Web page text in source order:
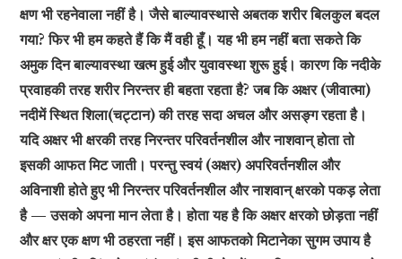
क्षण भी रहनेवाला नहीं है। जैसे बाल्यावस्थासे अबतक शरीर बिलकुल बदल
गया? फिर भी हम कहते हैं कि मैं वही हूँ। यह भी हम नहीं बता सकते कि
अमुक दिन बाल्यावस्था खत्म हुई और युवावस्था शुरू हुई। कारण कि नदीके
प्रवाहकी तरह शरीर निरन्तर ही बहता रहता है? जब कि अक्षर (जीवात्मा)
नदीमें स्थित शिला(चट्टान) की तरह सदा अचल और असङ्ग रहता है।
यदि अक्षर भी क्षरकी तरह निरन्तर परिवर्तनशील और नाशवान् होता तो
इसकी आफत मिट जाती। परन्तु स्वयं (अक्षर) अपरिवर्तनशील और
अविनाशी होते हुए भी निरन्तर परिवर्तनशील और नाशवान् क्षरको पकड़ लेता
है — उसको अपना मान लेता है। होता यह है कि अक्षर क्षरको छोड़ता नहीं
और क्षर एक क्षण भी ठहरता नहीं। इस आफतको मिटानेका सुगम उपाय है